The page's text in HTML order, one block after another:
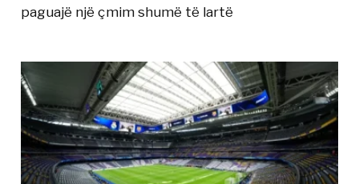
paguajë një çmim shumë të lartë